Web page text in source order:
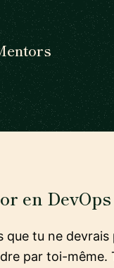
en
que tu ne devrais
par toi-même.